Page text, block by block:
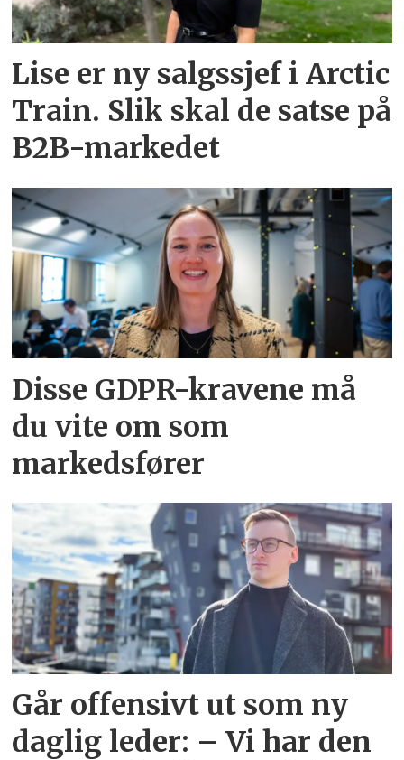
Lise er ny salgssjef i Arctic
Train. Slik skal de satse på
B2B-markedet
Disse GDPR-kravene må
du vite om som
markedsfører
Går offensivt ut som ny
daglig leder: – Vi har den